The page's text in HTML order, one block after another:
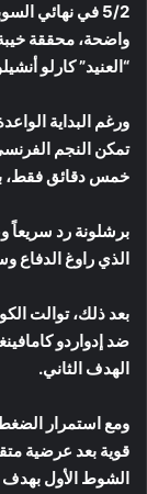
5/2 في نهائي
واضحة، محققة
“العنيد” كارلو
ورغم البداية
تمكن النجم
خمس دقائق فقط،
برشلونة رد سريعاً
الذي راوغ الدفاع
بعد ذلك، توالت
ضد إدواردو
الهدف الثاني.
ومع استمرار الضغط
قوية بعد عرضية
الشوط الأول بهدف